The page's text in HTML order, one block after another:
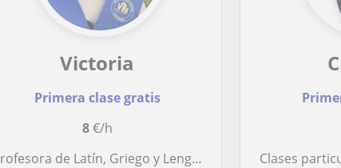
Victoria
Primera clase gratis
8€/h
Profesora de Latín, Griego y Lengua castellana
Clases particulares de